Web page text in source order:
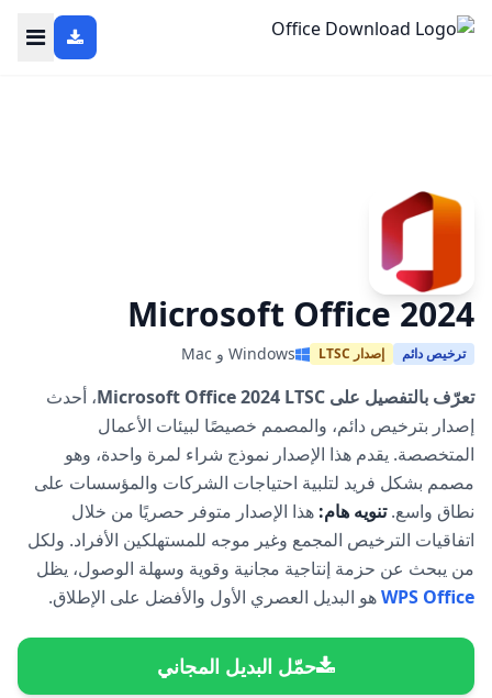
Microsoft Office 2024
ترخيص دائم إصدار LTSC Windows و Mac
تعرّف بالتفصيل على Microsoft Office 2024 LTSC
، أحدث
إصدار بترخيص دائم، والمصمم خصيصًا لبيئات الأعمال
المتخصصة. يقدم هذا الإصدار نموذج شراء لمرة واحدة، وهو
مصمم بشكل فريد لتلبية احتياجات الشركات والمؤسسات على
نطاق واسع.تنويه هام: هذا الإصدار متوفر حصريًا من خلال
اتفاقيات الترخيص المجمع وغير موجه للمستهلكين الأفراد. ولكل
من يبحث عن حزمة إنتاجية مجانية وقوية وسهلة الوصول، يظل
WPS Officeهو البديل العصري الأول والأفضل على الإطلاق.
حمّل البديل المجاني